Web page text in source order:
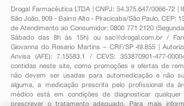
Drogal Farmacêutica LTDA | CNPJ: 54.375.647/0066-72 |
São João, 909 - Bairro Alto - Piracicaba/São Paulo, CEP:
de Atendimento ao Consumidor: 0800 771 2120
Sábado das 8h às 15h) ou sac@drogal.com.br/
Giovanna do Rosario Martins – CRF/SP 49.855 |
Anvisa (AFE): 7.15583.1 / CEVS: 353870901-477-
contidas neste site, como promoções e ofertas de
não devem ser usadas para automedicação e não
alguma, a medicação prescrita pelo profissional da
médico está em condições de diagnosticar
prescrever o tratamento adequado. Para mais